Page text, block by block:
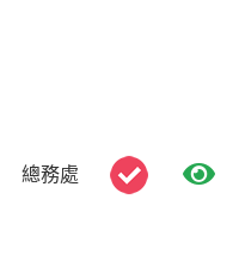
總務處